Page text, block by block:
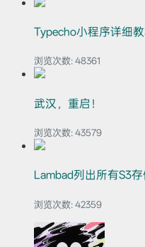
Typecho小程序详细
浏览次数: 48361
武汉，重启！
浏览次数: 43579
Lambad列出所有S3
浏览次数: 42359